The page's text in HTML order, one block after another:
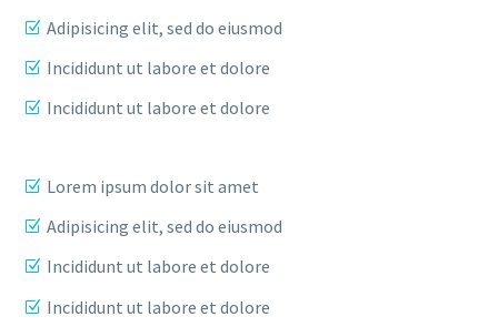
Adipisicing elit, sed do eiusmod
Incididunt ut labore et dolore
Incididunt ut labore et dolore
Lorem ipsum dolor sit amet
Adipisicing elit, sed do eiusmod
Incididunt ut labore et dolore
Incididunt ut labore et dolore